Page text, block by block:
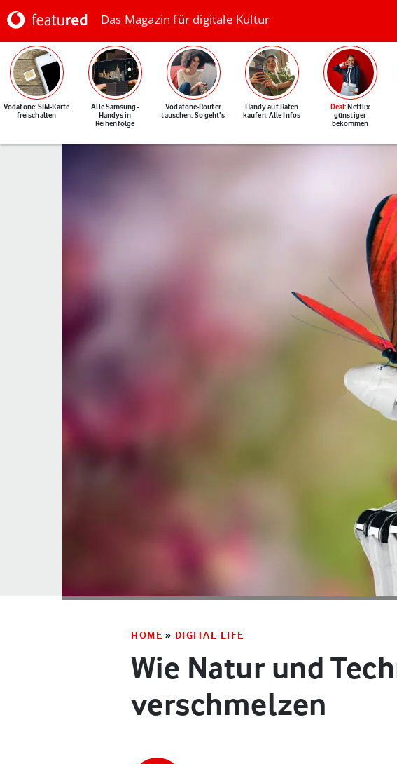
Das Magazin für digitale Kultur
Vodafone: SIM-Karte
freischalten
Alle Samsung-
Handys in
Reihenfolge
Vodafone-Router
tauschen: So geht's
Handy auf Raten
kaufen: Alle Infos
Deal: Netflix
günstiger
bekommen
HOME » DIGITAL LIFE
Wie Natur und
verschmelzen